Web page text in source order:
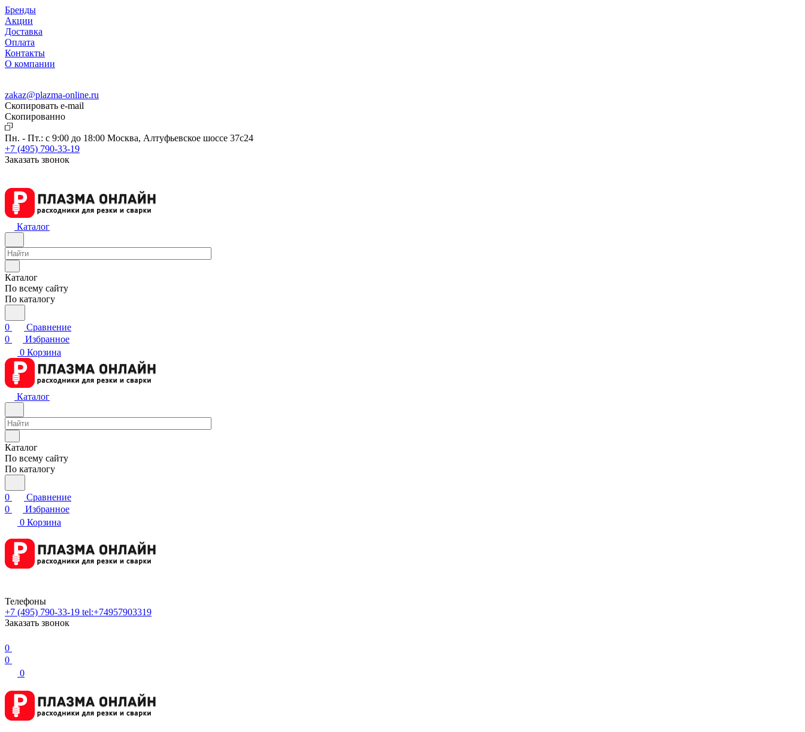
Бренды
Акции
Доставка
Оплата
Контакты
О компании
zakaz@plazma-online.ru
Скопировать e-mail
Cкопированно
Пн. - Пт.: с 9:00 до 18:00 Москва, Алтуфьевское шоссе 37с24
+7 (495) 790-33-19
Заказать звонок
Каталог
Каталог
По всему сайту
По каталогу
0
Сравнение
0
Избранное
0 Корзина
Каталог
Каталог
По всему сайту
По каталогу
0
Сравнение
0
Избранное
0 Корзина
Телефоны
+7 (495) 790-33-19 tel:+74957903319
Заказать звонок
0
0
0